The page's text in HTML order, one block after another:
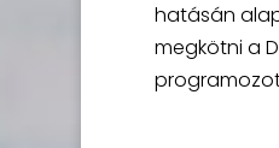
hatásán
megkötni a